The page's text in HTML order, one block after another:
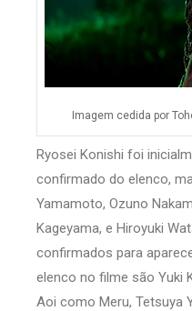
Imagem cedida por
Ryosei Konishi foi
confirmado do elenco,
Yamamoto, Ozuno
Kageyama, e Hiroyuki
confirmados para
elenco no filme são Yuki
Aoi como Meru, Tetsuya